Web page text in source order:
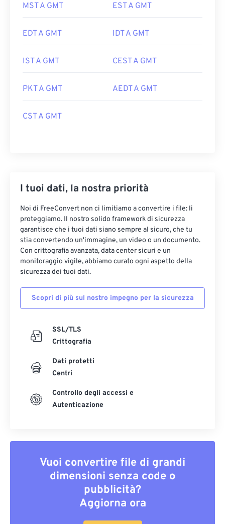
MST A GMT EST A GMT
EDT A GMT IDT A GMT
IST A GMT CEST A GMT
PKT A GMT AEDT A GMT
CST A GMT
I tuoi dati, la nostra priorità
Noi di FreeConvert non ci limitiamo a convertire i file: li
proteggiamo. Il nostro solido framework di sicurezza
garantisce che i tuoi dati siano sempre al sicuro, che tu
stia convertendo un'immagine, un video o un documento.
Con crittografia avanzata, data center sicuri e un
monitoraggio vigile, abbiamo curato ogni aspetto della
sicurezza dei tuoi dati.
Scopri di più sul nostro impegno per la sicurezza
SSL/TLS
Crittografia
Dati protetti
Centri
Controllo degli accessi e
Autenticazione
Vuoi convertire file di grandi
dimensioni senza code o
pubblicità?
Aggiorna ora